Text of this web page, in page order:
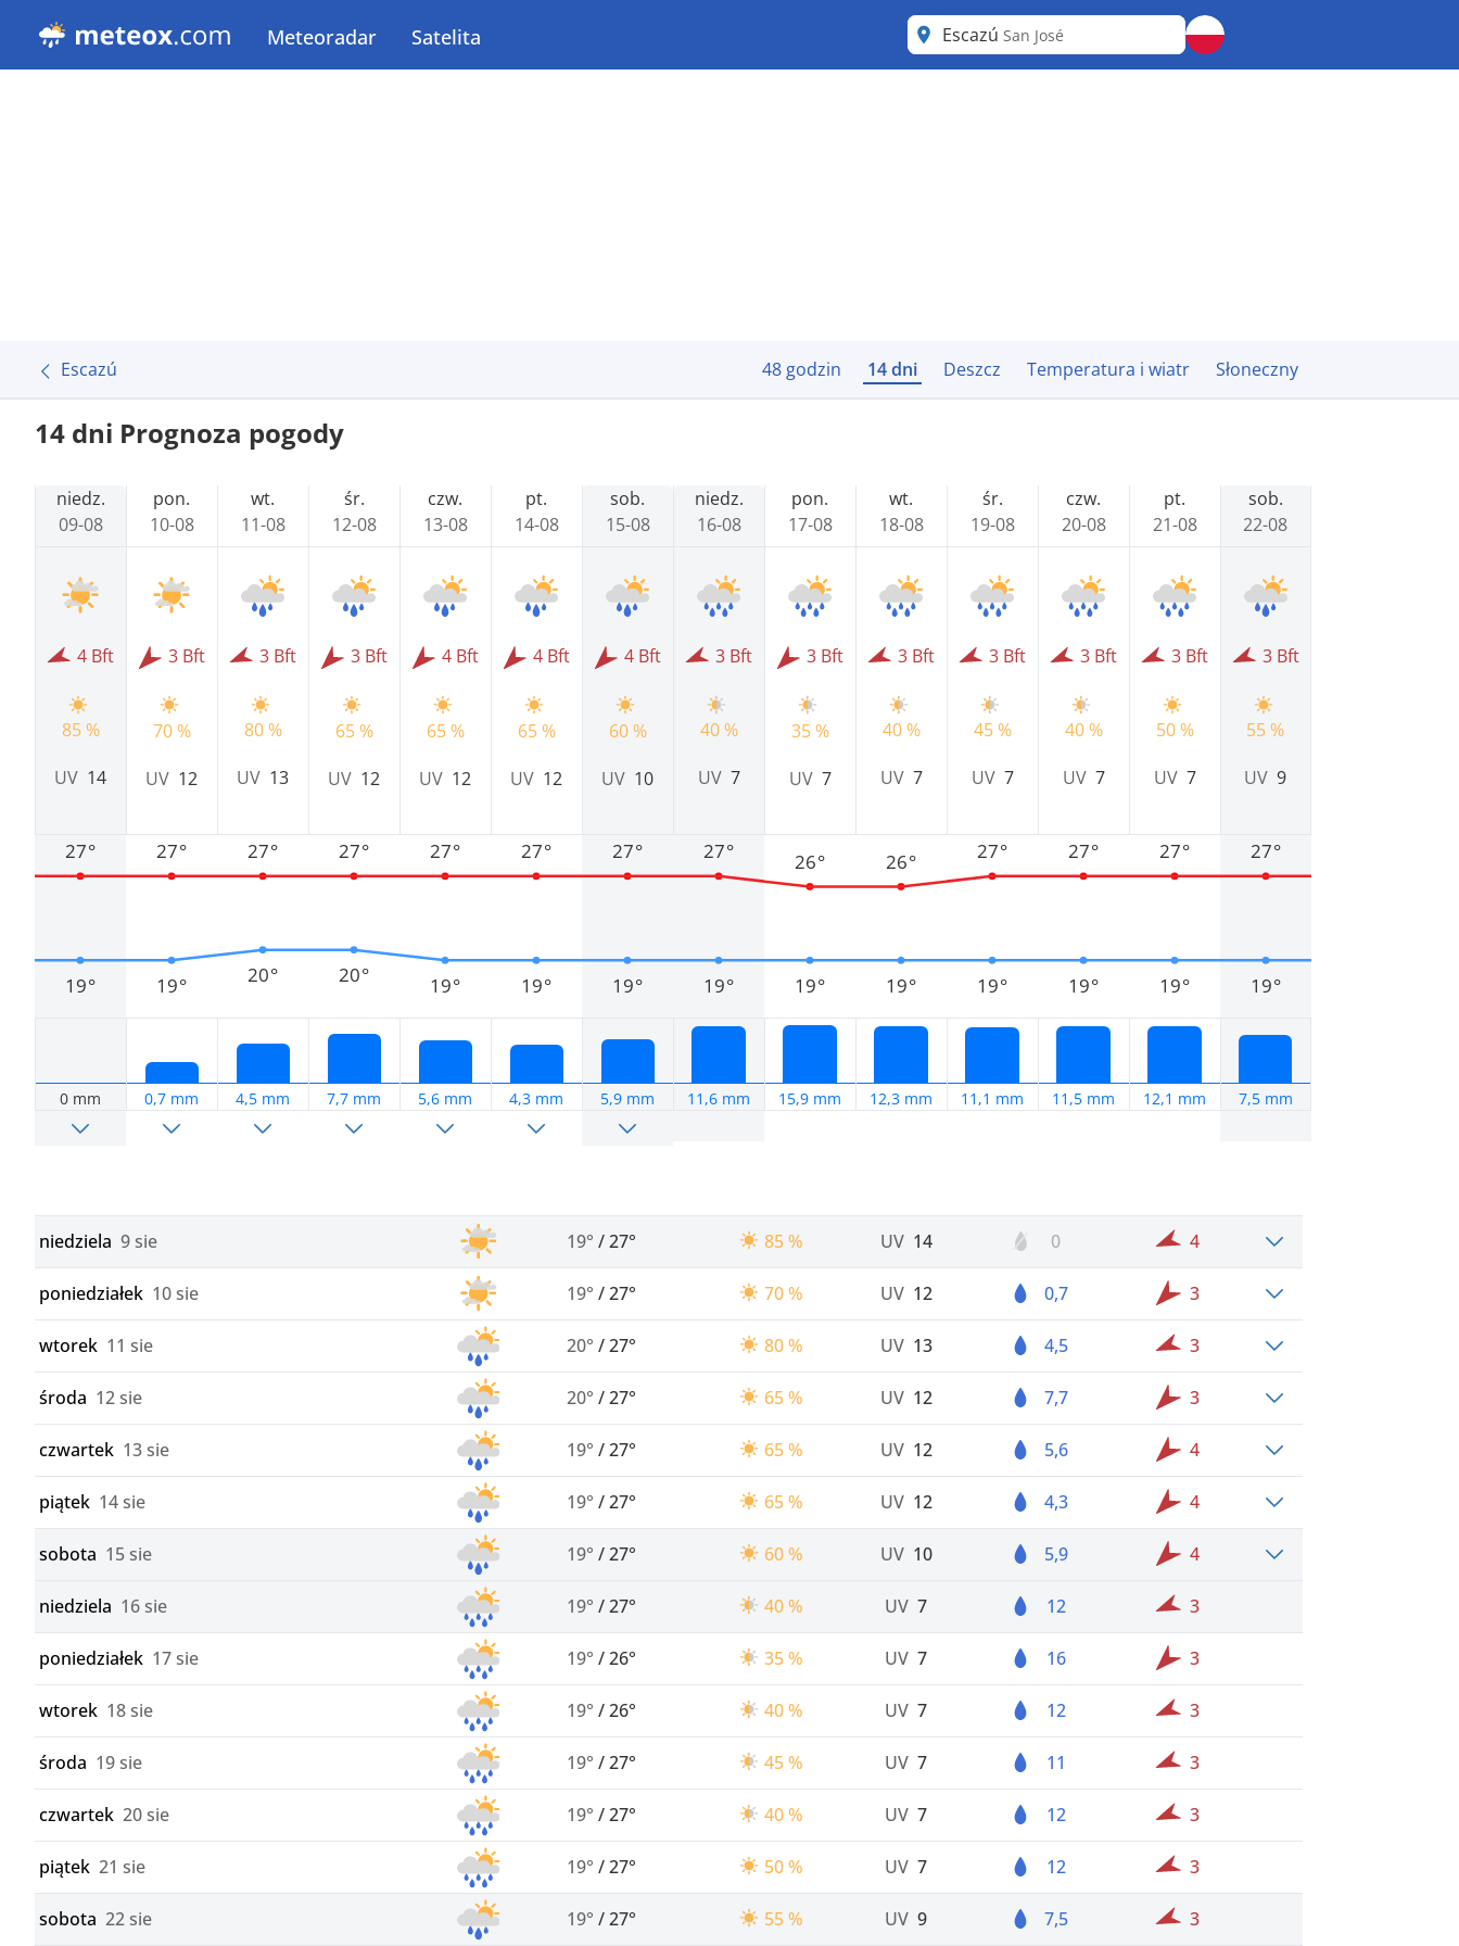
Meteoradar Satelita Escazú San José
Escazú 48 godzin 14 dni Deszcz Temperatura i wiatr Słoneczny
14 dni Prognoza pogody
niedz.
09-08
4 Bft
85 %
UV 14
19°
27°
0 mm
pon.
10-08
3 Bft
70 %
UV 12
19°
27°
0,7 mm
wt.
11-08
3 Bft
80 %
UV 13
20°
27°
4,5 mm
śr.
12-08
3 Bft
65 %
UV 12
20°
27°
7,7 mm
czw.
13-08
4 Bft
65 %
UV 12
19°
27°
5,6 mm
pt.
14-08
4 Bft
65 %
UV 12
19°
27°
4,3 mm
sob.
15-08
4 Bft
60 %
UV 10
19°
27°
5,9 mm
niedz.
16-08
3 Bft
40 %
UV 7
19°
27°
11,6 mm
pon.
17-08
3 Bft
35 %
UV 7
19°
26°
15,9 mm
wt.
18-08
3 Bft
40 %
UV 7
19°
26°
12,3 mm
śr.
19-08
3 Bft
45 %
UV 7
19°
27°
11,1 mm
czw.
20-08
3 Bft
40 %
UV 7
19°
27°
11,5 mm
pt.
21-08
3 Bft
50 %
UV 7
19°
27°
12,1 mm
sob.
22-08
3 Bft
55 %
UV9
19°
27°
7,5 mm
niedziela 9 sie 19° /27° 85 % UV 14 0 4
poniedziałek 10 sie 19° /27° 70 % UV 12 0,7 3
wtorek 11 sie 20° /27° 80 % UV 13 4,5 3
środa 12 sie 20° /27° 65 % UV 12 7,7 3
czwartek 13 sie 19° /27° 65 % UV 12 5,6 4
piątek 14 sie 19° /27° 65 % UV 12 4,3 4
sobota 15 sie 19° /27° 60 % UV 10 5,9 4
niedziela 16 sie 19° /27° 40 % UV 7 12 3
poniedziałek 17 sie 19° /26° 35 % UV 7 16 3
wtorek 18 sie 19° /26° 40 % UV 7 12 3
środa 19 sie 19° /27° 45 % UV 7 11 3
czwartek 20 sie 19° /27° 40 % UV 7 12 3
piątek 21 sie 19° /27° 50 % UV 7 12 3
sobota 22 sie 19° /27° 55 % UV 9 7,5 3